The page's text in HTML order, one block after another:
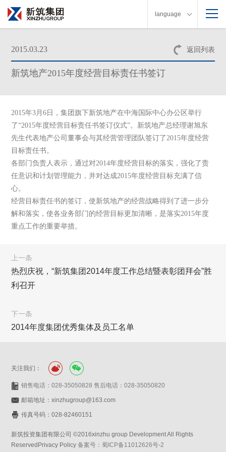
language
返回列表
2015.03.23
新筑地产2015年度经营目标责任书签订
2015年3月6 日 ，集团旗下新筑地产在中海国际中心办公区举行
了“2015年度经营目标责任书签订仪式”。新筑地产总经理谢旭东
先生代表地产公司董事会与其经营管理团队签订了2015年度经营
目标责任书。
各部门负责人表示，通过对2014年度经营目标的落实，强化了责
任意识和计划管理能力，并对达成2015年度经营目标充满了信
心。
经营目标责任书的签订，使新筑地产的经营战略得到了进一步分
解和落实，使各业务部门的经营目标更加清晰，是落实2015年度
重点工作的重要举措。
上一条
热烈庆祝，“新筑集团2014年度工作总结暨表彰团拜会”胜
利召开
下一条
2014年度集团优秀集体及员工名单
关注我们：
销售电话：028-35050828 售后电话：028-35050820
邮箱地址：xinzhugroup@163.com
传真号码：028-82460151
新筑投资集团有限公司 ©2016xinzhu group Development All Rights
ReservedPrivacy Policy备案号：蜀ICP备11012626号-2